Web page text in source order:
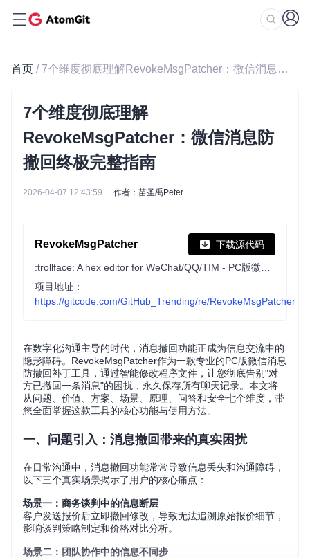
首页 / 7个维度彻底理解RevokeMsgPatcher：微信消息防撤回终极完整指南
7个维度彻底理解
RevokeMsgPatcher：微信消息防
撤回终极完整指南
2026-04-07 12:43:59 作者：苗圣禹Peter
RevokeMsgPatcher 下载源代码
项目地址：
https://gitcode.com/GitHub_Trending/re/RevokeMsgPatcher
在数字化沟通主导的时代，消息撤回功能正成为信息交流中的
隐形障碍。RevokeMsgPatcher作为一款专业的PC版微信消息
防撤回补丁工具，通过智能修改程序文件，让您彻底告别"对
方已撤回一条消息"的困扰，永久保存所有聊天记录。本文将
从问题、价值、方案、场景、原理、问答和安全七个维度，带
您全面掌握这款工具的核心功能与使用方法。
一、问题引入：消息撤回带来的真实困扰
在日常沟通中，消息撤回功能常常导致信息丢失和沟通障碍，
以下三个真实场景揭示了用户的核心痛点：
场景一：商务谈判中的信息断层
客户发送报价后立即撤回修改，导致无法追溯原始报价细节，
影响谈判策略制定和价格对比分析。
场景二：团队协作中的信息不同步